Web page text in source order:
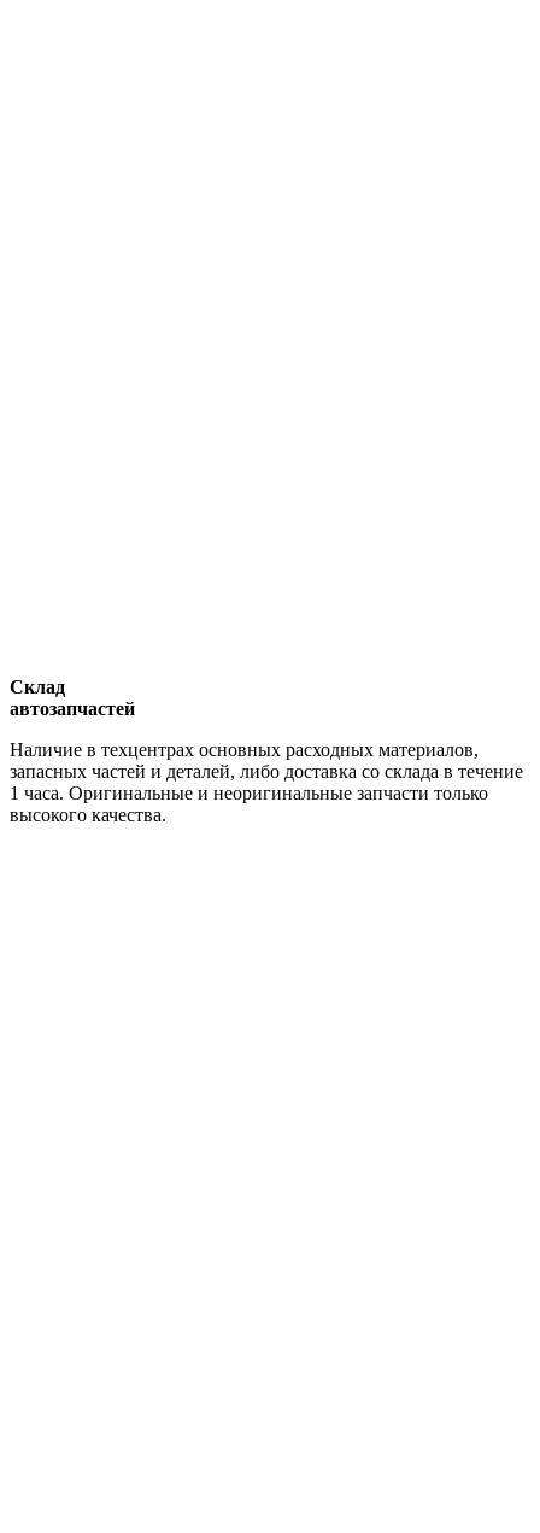
Склад
автозапчастей
Наличие в техцентрах основных расходных материалов,
запасных частей и деталей, либо доставка со склада в течение
1 часа. Оригинальные и неоригинальные запчасти только
высокого качества.